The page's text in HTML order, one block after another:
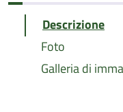
Descrizione
Foto
Galleria di